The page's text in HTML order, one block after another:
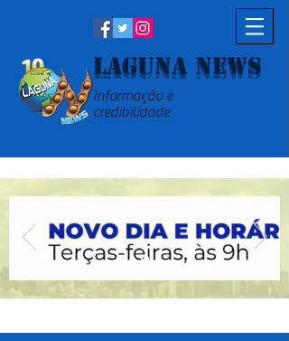
Laguna News
Informação e
credibilidade